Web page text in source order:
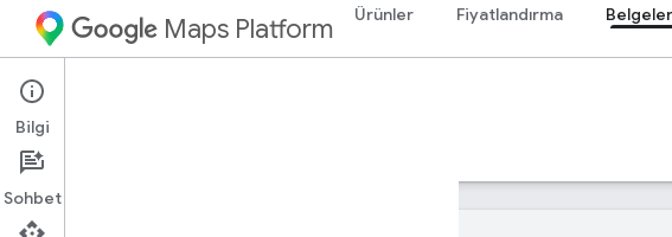
Maps Platform Ürünler Fiyatlandırma Belgeler
Web Services
Rehberler
Bilgi
Sohbet